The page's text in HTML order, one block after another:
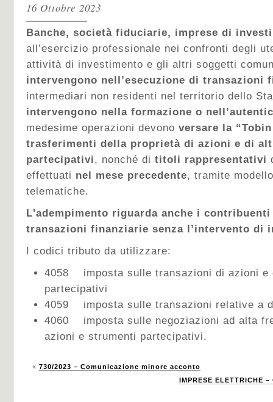
16 Ottobre 2023
Banche, società fiduciarie, imprese di
all’esercizio professionale nei confronti degli
attività di investimento e gli altri soggetti
intervengono nell’esecuzione di transazioni
intermediari non residenti nel territorio dello
intervengono nella formazione o
medesime operazioni devono versare la “Tobin
trasferimenti della proprietà di azioni e di
partecipativi, nonché di titoli rappresentativi
effettuati nel mese precedente, tramite
telematiche.
L'adempimento riguarda anche i
transazioni finanziarie senza l’intervento di
I codici tributo da utilizzare:
4058 imposta sulle transazioni di azioni e
partecipativi
4059 imposta sulle transazioni relative a
4060 imposta sulle negoziazioni ad alta
azioni e strumenti partecipativi.
« 730/2023 – Comunicazione minore acconto
IMPRESE ELETTRICHE